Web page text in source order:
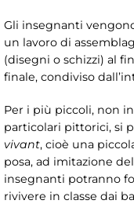
Gli insegnanti
un lavoro di
(disegni o schizzi) al
finale, condiviso
Per i più piccoli, non
particolari pittorici, si
vivant, cioè una
posa, ad imitazione
insegnanti potranno
rivivere in classe dai